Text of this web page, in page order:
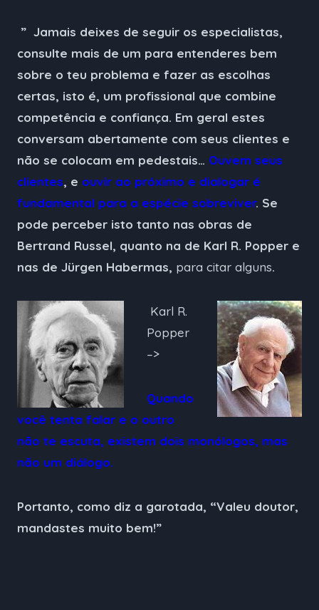
” Jamais deixes de seguir os especialistas,
consulte mais de um para entenderes bem
sobre o teu problema e fazer as escolhas
certas, isto é, um profissional que combine
competência e confiança. Em geral estes
conversam abertamente com seus clientes e
não se colocam em pedestais… Ouvem seus
clientes, e ouvir ao próximo e dialogar é
fundamental para a espécie sobreviver. Se
pode perceber isto tanto nas obras de
Bertrand Russel, quanto na de Karl R. Popper e
nas de Jürgen Habermas, para citar alguns.
Karl R.
Popper
–>
Quando
você tenta falar e o outro
não te escuta, existem dois monólogos, mas
não um diálogo.
Portanto, como diz a garotada, “Valeu doutor,
mandastes muito bem!”